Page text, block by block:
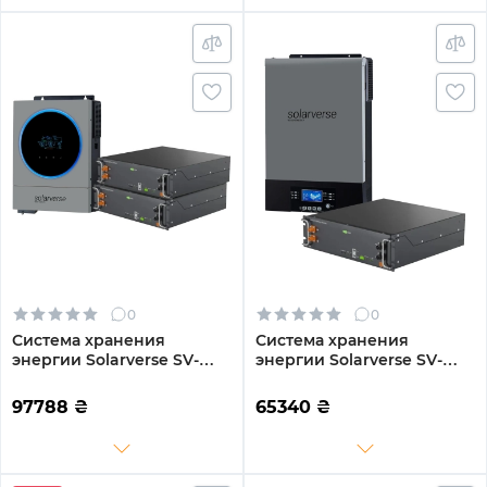
0
Система хранения
энергии Solarverse SV-
10.2kWh 2BAT LiFePO4
6000 циклов (SV-1SV6K1-
97788 ₴
0
Система хранения
энергии Solarverse SV-
5.1kWh 1BAT LiFePO4 6000
циклов (SV-1SV6K2-
65340 ₴